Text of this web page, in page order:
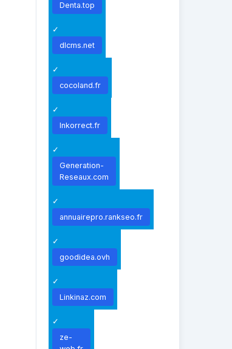
Denta.top
dlcms.net
cocoland.fr
Inkorrect.fr
Generation-
Reseaux.com
annuairepro.rankseo.fr
goodidea.ovh
Linkinaz.com
ze-